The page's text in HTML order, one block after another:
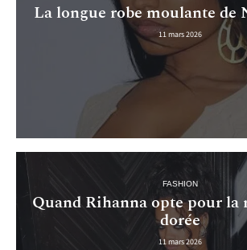
La longue robe moulante
11 mars 2026
FASHION
Quand Rihanna opte pour la
dorée
11 mars 2026